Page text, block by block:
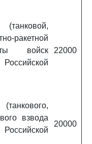
ракетной
войск
22000
взвода
20000